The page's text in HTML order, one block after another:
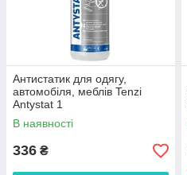
Антистатик для одягу,
автомобіля, меблів Tenzi
Antystat 1
В наявності
336 ₴